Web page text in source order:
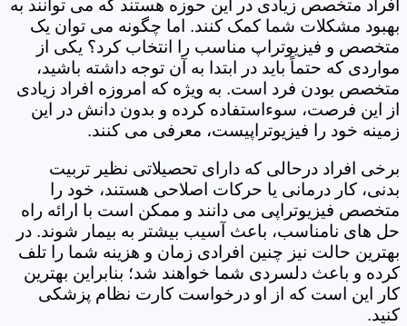
افراد متخصص زیادی در این حوزه هستند که می توانند به
بهبود مشکلات شما کمک کنند. اما چگونه می توان یک
متخصص و فیزیوتراپ مناسب را انتخاب کرد؟ یکی از
مواردی که حتماً باید در ابتدا به آن توجه داشته باشید،
متخصص بودن فرد است. به ویژه که امروزه افراد زیادی
از این فرصت، سوءاستفاده کرده و بدون دانش در این
زمینه خود را فیزیوتراپیست، معرفی می کنند.
برخی افراد درحالی که دارای تحصیلاتی نظیر تربیت
بدنی، کار درمانی یا حرکات اصلاحی هستند، خود را
متخصص فیزیوتراپی می دانند و ممکن است با ارائه راه
حل های نامناسب، باعث آسیب بیشتر به بیمار شوند. در
بهترین حالت نیز چنین افرادی زمان و هزینه شما را تلف
کرده و باعث دلسردی شما خواهند شد؛ بنابراین بهترین
کار این است که از او درخواست کارت نظام پزشکی
کنید.